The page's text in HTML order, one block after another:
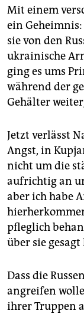
Mit einem
ein Geheimnis:
sie von den
ukrainische
ging es ums
während der
Gehälter
Jetzt verlässt
Angst, in
nicht um die
aufrichtig an
aber ich habe
pfleglich
über sie gesagt
Dass die
angreifen
ihrer Truppen